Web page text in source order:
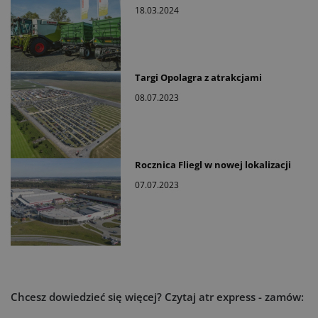
18.03.2024
Targi Opolagra z atrakcjami
08.07.2023
Rocznica Fliegl w nowej lokalizacji
07.07.2023
Chcesz dowiedzieć się więcej? Czytaj atr express - zamów: